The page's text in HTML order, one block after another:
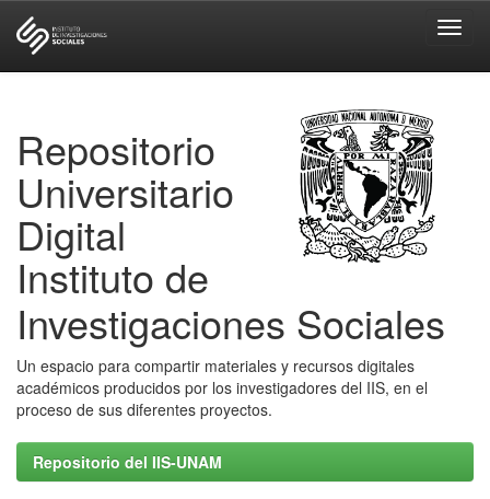
Repositorio
Universitario
Digital
Instituto de
Investigaciones Sociales
Un espacio para compartir materiales y recursos digitales
académicos producidos por los investigadores del IIS, en el
proceso de sus diferentes proyectos.
Repositorio del IIS-UNAM